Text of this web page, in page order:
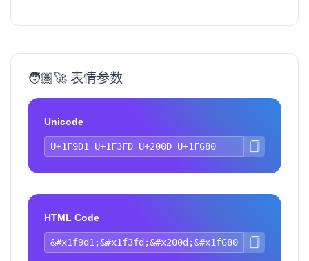
🧑🏽‍🚀 表情参数
Unicode
HTML Code